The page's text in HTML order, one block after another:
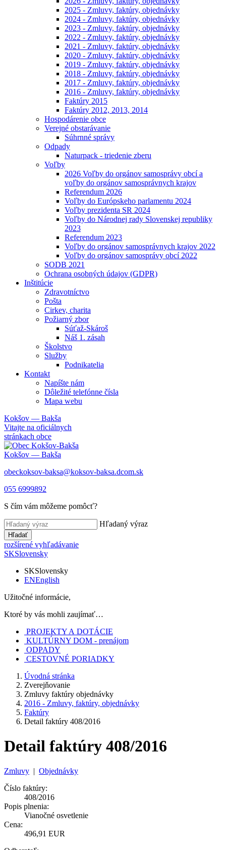
2025 - Zmluvy, faktúry, objednávky
2024 - Zmluvy, faktúry, objednávky
2023 - Zmluvy, faktúry, objednávky
2022 - Zmluvy, faktúry, objednávky
2021 - Zmluvy, faktúry, objednávky
2020 - Zmluvy, faktúry, objednávky
2019 - Zmluvy, faktúry, objednávky
2018 - Zmluvy, faktúry, objednávky
2017 - Zmluvy, faktúry, objednávky
2016 - Zmluvy, faktúry, objednávky
Faktúry 2015
Faktúry 2012, 2013, 2014
Hospodárenie obce
Verejné obstarávanie
Súhrnné správy
Odpady
Naturpack - triedenie zberu
Voľby
2026 Voľby do orgánov samosprávy obcí a
voľby do orgánov samosprávnych krajov
Referendum 2026
Voľby do Európskeho parlamentu 2024
Voľby prezidenta SR 2024
Voľby do Národnej rady Slovenskej republiky
2023
Referendum 2023
Voľby do orgánov samosprávnych krajov 2022
Voľby do orgánov samosprávy obcí 2022
SODB 2021
Ochrana osobných údajov (GDPR)
Inštitúcie
Zdravotníctvo
Pošta
Cirkev, charita
Požiarný zbor
Súťaž-Skároš
Náš 1. zásah
Školstvo
Služby
Podnikatelia
Kontakt
Napíšte nám
Dôležité telefónne čísla
Mapa webu
Kokšov — Bakša
Vitajte na oficiálnych
stránkach obce
Kokšov — Bakša
obeckoksov-baksa@koksov-baksa.dcom.sk
055 6999892
S čím vám môžeme pomôcť?
Hľadaný výraz
Hľadať
rozšírené vyhľadávanie
SKSlovensky
SKSlovensky
ENEnglish
Užitočné informácie,
Ktoré by vás mohli zaujímať…
PROJEKTY A DOTÁCIE
KULTÚRNY DOM - prenájom
ODPADY
CESTOVNÉ PORIADKY
Úvodná stránka
Zverejňovanie
Zmluvy faktúry objednávky
2016 - Zmluvy, faktúry, objednávky
Faktúry
Detail faktúry 408/2016
Detail faktúry 408/2016
Zmluvy | Objednávky
Číslo faktúry:
408/2016
Popis plnenia:
Vianočné osvetlenie
Cena:
496,91 EUR